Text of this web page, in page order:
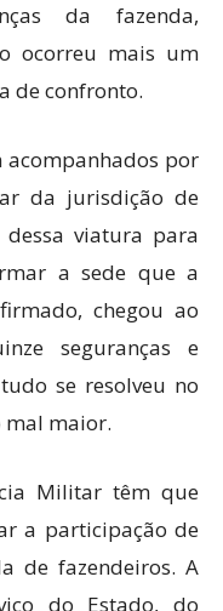
da fazenda,
ocorreu mais um
de confronto.
acompanhados por
da jurisdição de
viatura para
a sede que a
chegou ao
seguranças e
se resolveu no
mal maior.
Militar têm que
a participação de
de fazendeiros. A
do Estado, do